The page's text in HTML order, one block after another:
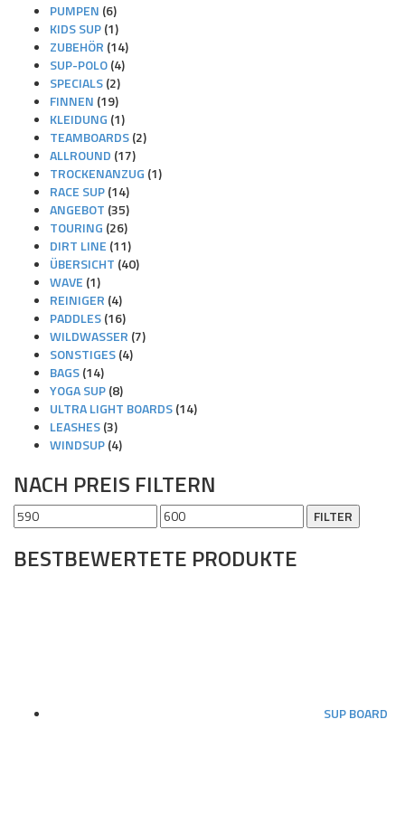
PUMPEN (6)
KIDS SUP(1)
ZUBEHÖR (14)
SUP-POLO(4)
SPECIALS(2)
FINNEN (19)
KLEIDUNG (1)
TEAMBOARDS(2)
ALLROUND (17)
TROCKENANZUG (1)
RACE SUP(14)
ANGEBOT (35)
TOURING (26)
DIRT LINE (11)
ÜBERSICHT (40)
WAVE (1)
REINIGER (4)
PADDLES(16)
WILDWASSER (7)
SONSTIGES(4)
BAGS(14)
YOGA SUP(8)
ULTRA LIGHT BOARDS(14)
LEASHES(3)
WINDSUP(4)
NACH PREIS FILTERN
Min.
Preis
Max.
Preis
FILTER
BESTBEWERTETE PRODUKTE
SUP BOARD